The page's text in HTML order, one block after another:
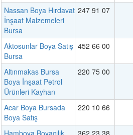
Nassan Boya Hırdavat
İnşaat Malzemeleri
Bursa
247 91 07
Aktosunlar Boya Satış
Bursa
452 66 00
Altınmakas Bursa
Boya İnşaat Petrol
Ürünleri Kayhan
220 75 00
Acar Boya Bursada
Boya Satış
220 10 66
Hamboya Boyacılık
362 23 38